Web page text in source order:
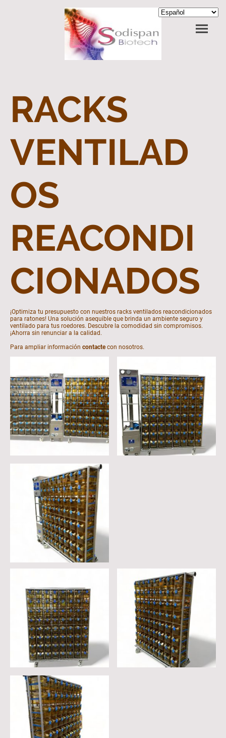
RACKS
VENTILAD
OS
REACONDI
CIONADOS
¡Optimiza tu presupuesto con nuestros racks ventilados reacondicionados
para ratones! Una solución asequible que brinda un ambiente seguro y
ventilado para tus roedores. Descubre la comodidad sin compromisos.
¡Ahorra sin renunciar a la calidad.
Para ampliar información contactecon nosotros.